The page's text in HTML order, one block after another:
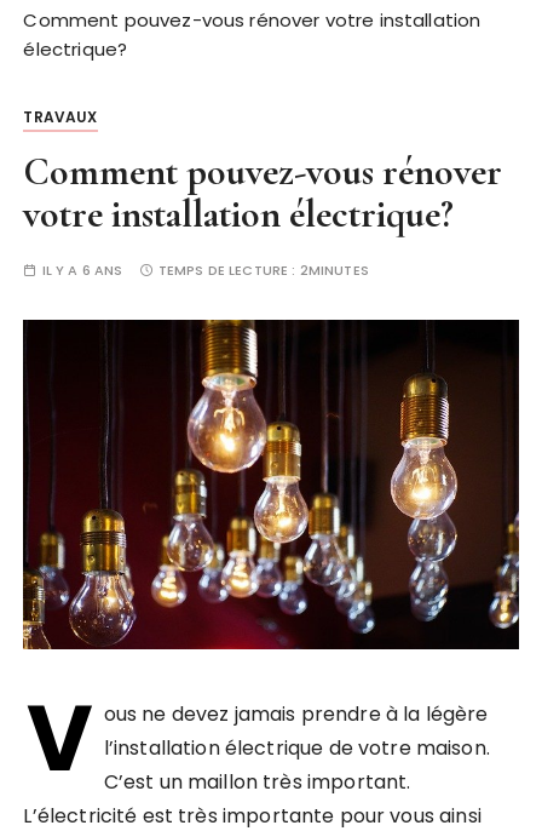
Comment pouvez-vous rénover votre installation
électrique?
TRAVAUX
Comment pouvez-vous rénover
votre installation électrique?
IL Y A 6 ANS TEMPS DE LECTURE : 2MINUTES
V ous ne devez jamais prendre à la légère
l’installation électrique de votre maison.
C’est un maillon très important.
L’électricité est très importante pour vous ainsi